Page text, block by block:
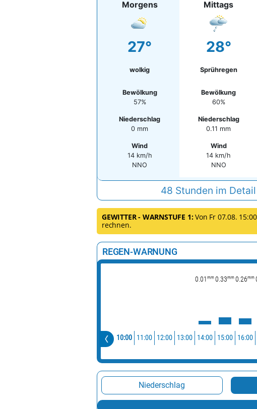
Morgens
27°
wolkig
Bewölkung
57%
Niederschlag
0 mm
Wind
14 km/h
NNO
Mittags
28°
Sprühregen
Bewölkung
60%
Niederschlag
0.11 mm
Wind
14 km/h
NNO
48 Stunden im Detail
GEWITTER - WARNSTUFE 1:Von Fr 07.08.
rechnen.
REGEN-WARNUNG
0.01 mm 0.33mm 0.26mm
10:00 11:00 12:00 13:00 14:00 15:00 16:00
Niederschlag